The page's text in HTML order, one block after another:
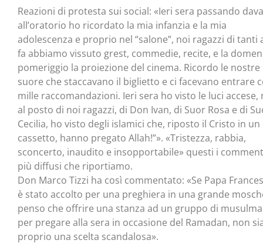
Reazioni di protesta sui social: «Ieri sera passando
all’oratorio ho ricordato la mia infanzia e la mia
adolescenza e proprio nel “salone”, noi ragazzi di tanti
fa abbiamo vissuto grest, commedie, recite, e la
pomeriggio la proiezione del cinema. Ricordo le nostre
suore che staccavano il biglietto e ci facevano entrare
mille raccomandazioni. Ieri sera ho visto le luci accese,
al posto di noi ragazzi, di Don Ivan, di Suor Rosa e di
Cecilia, ho visto degli islamici che, riposto il Cristo in un
cassetto, hanno pregato Allah!”». «Tristezza, rabbia,
sconcerto, inaudito e insopportabile» questi i
più diffusi che riportiamo.
Don Marco Tizzi ha così commentato: «Se Papa
è stato accolto per una preghiera in una grande
penso che offrire una stanza ad un gruppo di
per pregare alla sera in occasione del Ramadan, non
proprio una scelta scandalosa».